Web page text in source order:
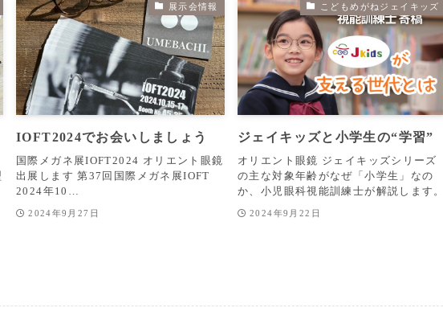
展示会情報
IOFT2024でお会いしましょう
国際メガネ展IOFT2024 オリエント眼鏡
出展します 第37回国際メガネ展IOFT
2024年10…
2024年9月27日
こどもめがねジェイキッズ
ジェイキッズと小学生の“学習”
オリエント眼鏡 ジェイキッズシリーズ
の主な対象年齢がなぜ「小学生」なの
か、小児眼科視能訓練士が解説します
2024年9月22日